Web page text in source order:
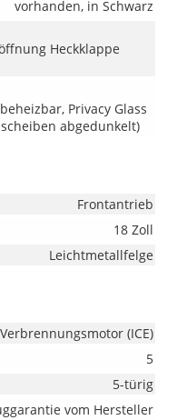
vorhanden, in Schwarz
Heckklappe
Privacy Glass
abgedunkelt)
Frontantrieb
18 Zoll
Leichtmetallfelge
Verbrennungsmotor (ICE)
5
5-türig
vom Hersteller